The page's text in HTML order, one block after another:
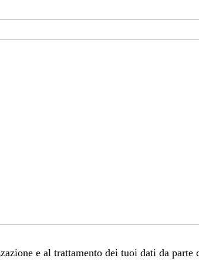
e al trattamento dei tuoi dati da parte